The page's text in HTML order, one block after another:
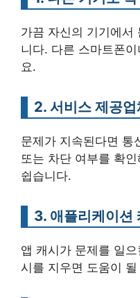
가끔 자신의 기기에서
니다. 다른 스마트폰
요.
2. 서비스 제공
문제가 지속된다면 통
또는 차단 여부를 확
쉽습니다.
3. 애플리케이션
앱 캐시가 문제를 일
시를 지우면 도움이